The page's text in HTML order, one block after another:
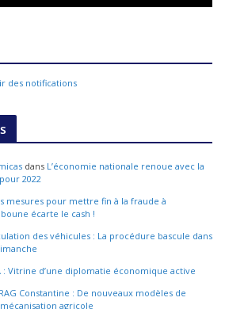
des notifications
dans L’économie nationale renoue avec la
2022
mesures pour mettre fin à la fraude à
écarte le cash !
des véhicules : La procédure bascule dans
: Vitrine d’une diplomatie économique active
Constantine : De nouveaux modèles de
agricole